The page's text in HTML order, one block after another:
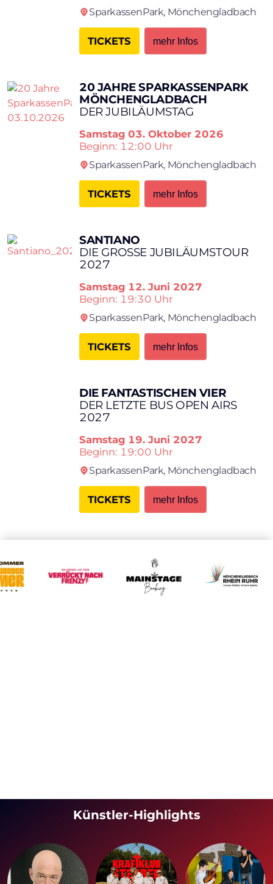
SparkassenPark, Mönchengladbach
TICKETS mehr Infos
20 JAHRE SPARKASSENPARK
MÖNCHENGLADBACH
DER JUBILÄUMSTAG
Samstag 03. Oktober 2026
Beginn: 12:00 Uhr
SparkassenPark, Mönchengladbach
TICKETS mehr Infos
SANTIANO
DIE GROSSE JUBILÄUMSTOUR 2
027
Samstag 12. Juni 2027
Beginn: 19:30 Uhr
SparkassenPark, Mönchengladbach
TICKETS mehr Infos
DIE FANTASTISCHEN VIER
DER LETZTE BUS OPEN AIRS
2027
Samstag 19. Juni 2027
Beginn: 19:00 Uhr
SparkassenPark, Mönchengladbach
TICKETS mehr Infos
Künstler-Highlights